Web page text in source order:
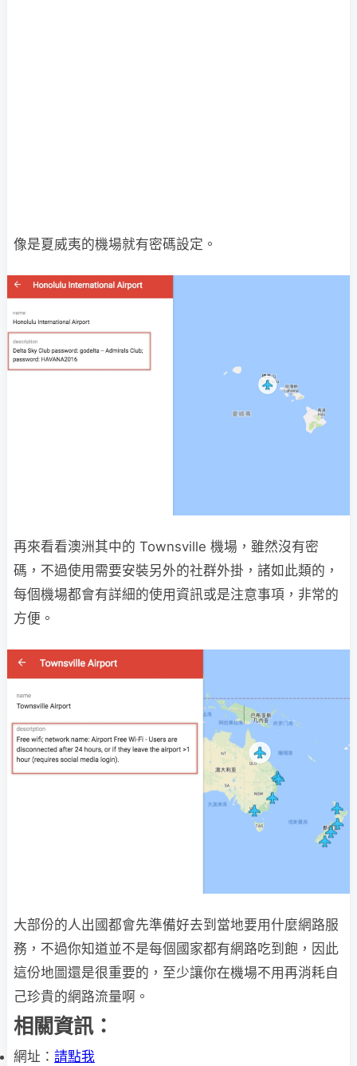
像是夏威夷的機場就有密碼設定。
再來看看澳洲其中的 Townsville 機場，雖然沒有密
碼，不過使用需要安裝另外的社群外掛，諸如此類的，
每個機場都會有詳細的使用資訊或是注意事項，非常的
方便。
大部份的人出國都會先準備好去到當地要用什麼網路服
務，不過你知道並不是每個國家都有網路吃到飽，因此
這份地圖還是很重要的，至少讓你在機場不用再消耗自
己珍貴的網路流量啊。
相關資訊：
網址： 請點我